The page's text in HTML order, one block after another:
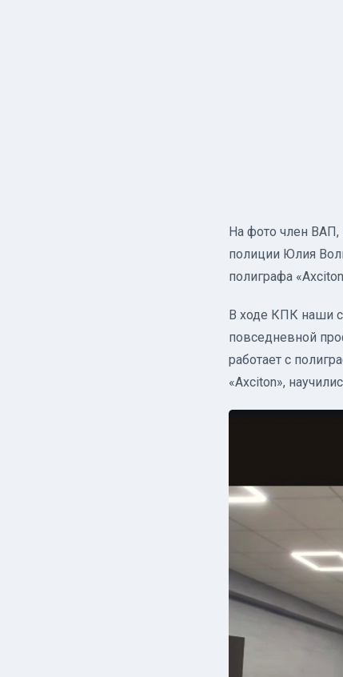
На фото член
полиции Юлия
полиграфа
В ходе КПК наши
повседневной
работает с
«Axciton»,